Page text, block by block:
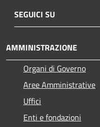
SEGUICI SU
AMMINISTRAZIONE
Organi di Governo
Aree Amministrative
Uffici
Enti e fondazioni